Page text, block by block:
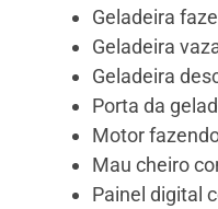
Geladeira
Geladeira
Geladeira
Porta da
Motor
Mau cheiro
Painel digital